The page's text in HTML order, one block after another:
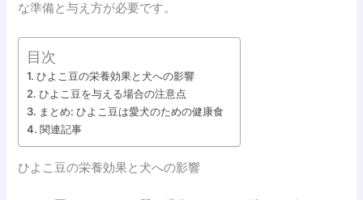
な準備と与え方が必要です。
目次
ひよこ豆の栄養効果と犬への影響
ひよこ豆を与える場合の注意点
まとめ: ひよこ豆は愛犬のための健康食
関連記事
ひよこ豆の栄養効果と犬への影響